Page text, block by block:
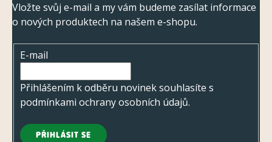
Vložte svůj e-mail a my vám budeme zasílat informace
o nových produktech na našem e-shopu.
E-mail
Přihlášením k odběru novinek souhlasíte s
podmínkami ochrany osobních údajů.
PŘIHLÁSIT SE